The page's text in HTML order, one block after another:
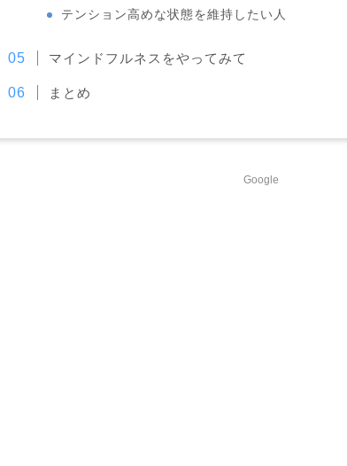
テンション高めな状態を維持したい人
マインドフルネスをやってみて
まとめ
Google